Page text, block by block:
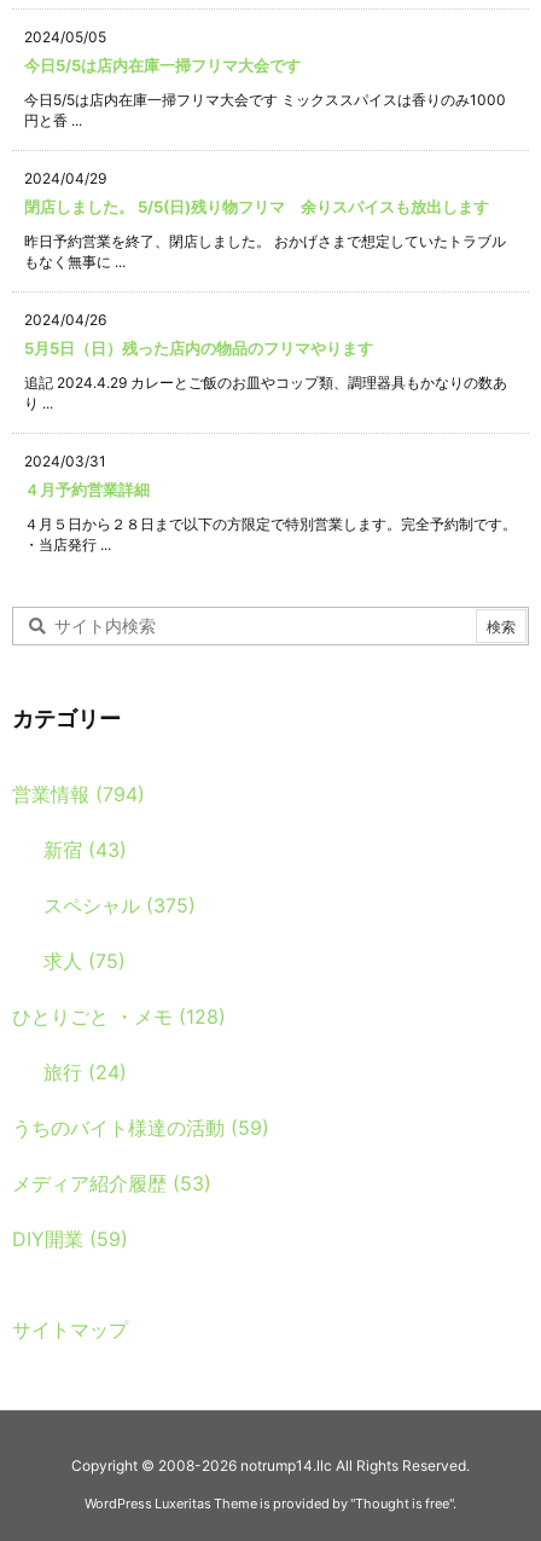
2024/05/05
今日5/5は店内在庫一掃フリマ大会です
今日5/5は店内在庫一掃フリマ大会です ミックススパイスは香りのみ1000
円と香 ...
2024/04/29
閉店しました。 5/5(日)残り物フリマ 余りスパイスも放出します
昨日予約営業を終了、閉店しました。 おかげさまで想定していたトラブル
もなく無事に ...
2024/04/26
5月5日（日）残った店内の物品のフリマやります
追記 2024.4.29 カレーとご飯のお皿やコップ類、調理器具もかなりの数あ
り ...
2024/03/31
４月予約営業詳細
４月５日から２８日まで以下の方限定で特別営業します。完全予約制です。
・当店発行 ...
カテゴリー
営業情報 (794)
新宿 (43)
スペシャル (375)
求人 (75)
ひとりごと ・メモ (128)
旅行 (24)
うちのバイト様達の活動 (59)
メディア紹介履歴 (53)
DIY開業 (59)
サイトマップ
Copyright © 2008-2026 notrump14.llc All Rights Reserved.
WordPress Luxeritas Theme is provided by "Thought is free".